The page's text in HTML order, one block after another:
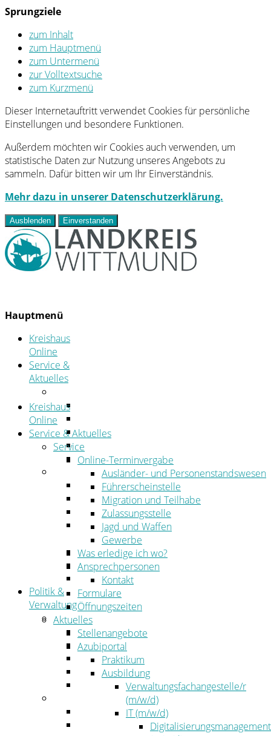
Sprungziele
zum Inhalt
zum Hauptmenü
zum Untermenü
zur Volltextsuche
zum Kurzmenü
Dieser Internetauftritt verwendet Cookies für persönliche
Einstellungen und besondere Funktionen.
Außerdem möchten wir Cookies auch verwenden, um
statistische Daten zur Nutzung unseres Angebots zu
sammeln. Dafür bitten wir um Ihr Einverständnis.
Mehr dazu in unserer Datenschutzerklärung.
Ausblenden Einverstanden
Hauptmenü
Kreishaus
Online
Service &
Aktuelles
Ansprechpersonen
Formulare
Öffnungszeiten
Aktuelles
Stellenangebote
Azubiportal
Pressemitteilungen
Bekanntmachungen & öffentliche
Zustellungen
Kehrbezirksausschreibungen
Amtsblatt
Öffentliche Ausschreibungen
Politik &
Verwaltung
Politik
Kreistag
Kreistagsinformationssystem
Bürgerinformationssystem
Wahlen
Der Landrat
Kreishaus
Online
Service & Aktuelles
Service
Online-Terminvergabe
Ausländer- und Personenstandswesen
Führerscheinstelle
Migration und Teilhabe
Zulassungsstelle
Jagd und Waffen
Gewerbe
Was erledige ich wo?
Ansprechpersonen
Kontakt
Formulare
Öffnungszeiten
Aktuelles
Stellenangebote
Azubiportal
Praktikum
Ausbildung
Verwaltungsfachangestelle/r
(m/w/d)
IT (m/w/d)
Digitalisierungsmanagement